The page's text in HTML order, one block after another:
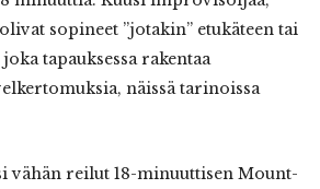
sopineet ”jotakin” etukäteen tai
tapauksessa rakentaa
näissä tarinoissa
vähän reilut 18-minuuttisen Mount-